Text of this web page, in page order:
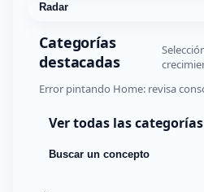
Radar
Categorías
destacadas
Error pintando Home: revisa
Ver todas las categorías
Buscar un concepto